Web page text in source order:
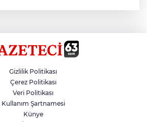
Mahmut Gülel Dönemi
Konvoyuna Coşkulu Karşılama
Gizlilik Politikası
Çerez Politikası
Veri Politikası
Kullanım Şartnamesi
Künye